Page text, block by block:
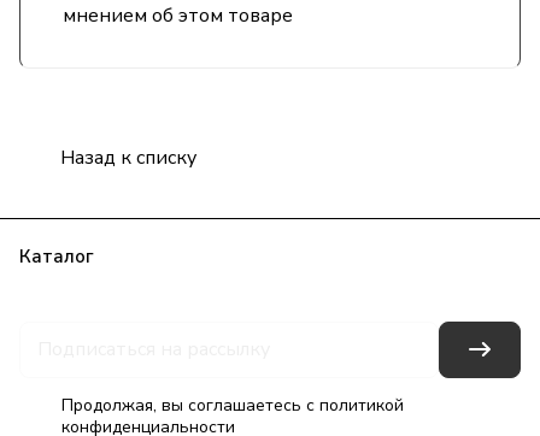
мнением об этом товаре
Назад к списку
Каталог
Продолжая, вы соглашаетесь с политикой
конфиденциальности